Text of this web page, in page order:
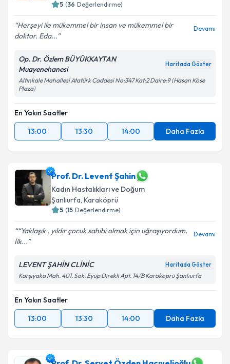
5 (36 Değerlendirme)
Herşeyi ile mükemmel bir insan ve mükemmel bir
doktor. Eda...
Devamı
Op. Dr. Özlem BÜYÜKKAYTAN
Muayenehanesi
Haritada Göster
Altınkale Mahallesi Atatürk Caddesi No:347 Kat:2 Daire:9 (Hasan Köse
Plaza)
En Yakın Saatler
13:00
13:30 14:00 Daha Fazla
Prof. Dr. Levent Şahin
Kadın Hastalıkları ve Doğum
Şanlıurfa, Karaköprü
5 (15 Değerlendirme)
“Yaklaşık . yıldır çocuk sahibi olmak için uğraşıyordum.
İlk...
Devamı
LEVENT ŞAHİN CLİNİC Haritada Göster
Karşıyaka Mah. 401. Sok. Eyüp Direkli Apt. 14/B Karaköprü Şanlıurfa
En Yakın Saatler
13:00
13:30 14:00 Daha Fazla